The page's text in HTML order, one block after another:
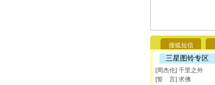
搜狐短信
三星图铃专区
[周杰伦] 千里之外
[誓 言] 求佛